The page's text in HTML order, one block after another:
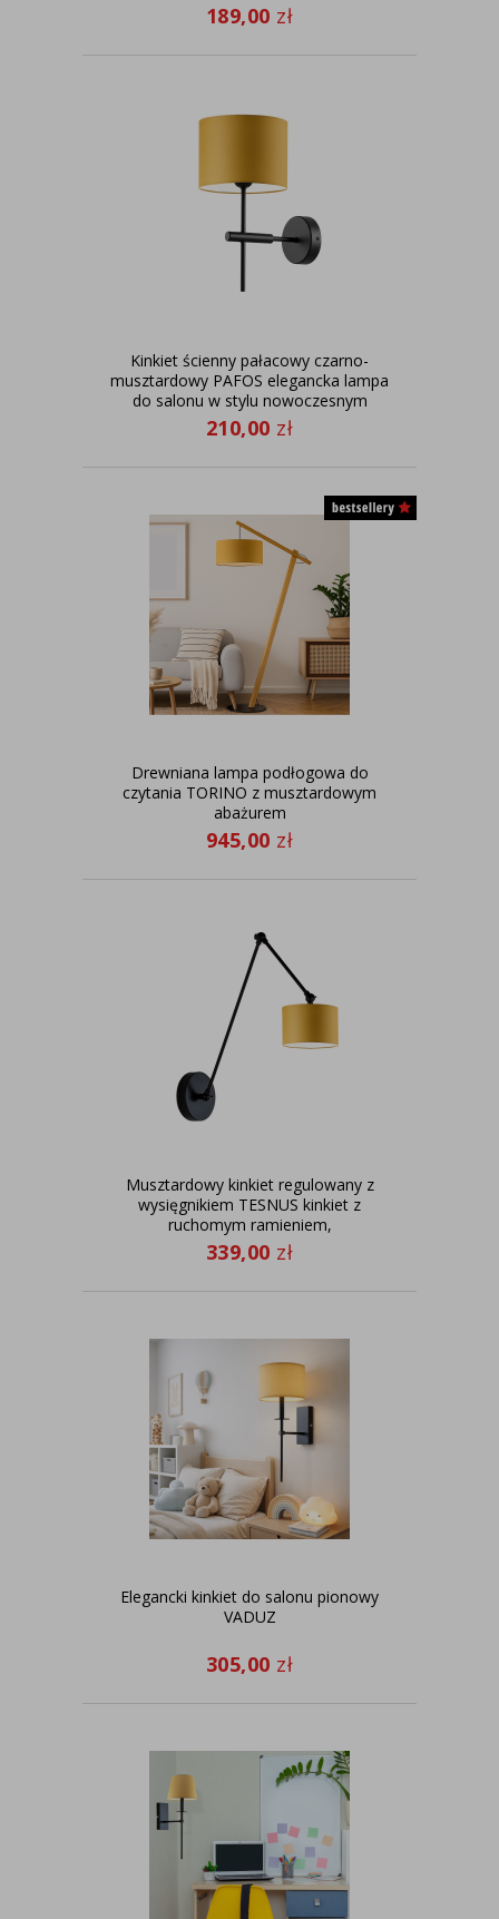
189,00 zł
Kinkiet ścienny pałacowy czarno-
musztardowy PAFOS elegancka lampa
do salonu w stylu nowoczesnym
210,00 zł
Drewniana lampa podłogowa do
czytania TORINO z musztardowym
abażurem
945,00 zł
Musztardowy kinkiet regulowany z
wysięgnikiem TESNUS kinkiet z
ruchomym ramieniem,
339,00 zł
Elegancki kinkiet do salonu pionowy
VADUZ
305,00 zł